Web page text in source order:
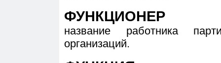
ФУНКЦИОНЕР
название работника
организаций.